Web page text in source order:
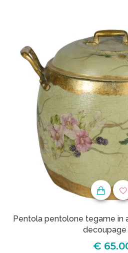
Pentola pentolone tegame in
decoupage
€